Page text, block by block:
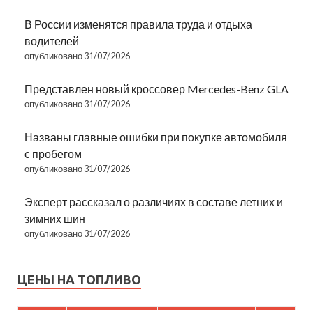
В России изменятся правила труда и отдыха
водителей
опубликовано 31/07/2026
Представлен новый кроссовер Mercedes-Benz GLA
опубликовано 31/07/2026
Названы главные ошибки при покупке автомобиля
с пробегом
опубликовано 31/07/2026
Эксперт рассказал о различиях в составе летних и
зимних шин
опубликовано 31/07/2026
ЦЕНЫ НА ТОПЛИВО